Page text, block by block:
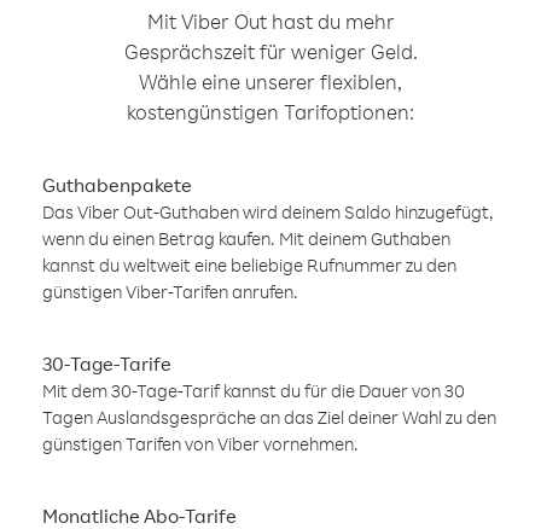
Mit Viber Out hast du mehr
Gesprächszeit für weniger Geld.
Wähle eine unserer flexiblen,
kostengünstigen Tarifoptionen:
Guthabenpakete
Das Viber Out-Guthaben wird deinem Saldo hinzugefügt,
wenn du einen Betrag kaufen. Mit deinem Guthaben
kannst du weltweit eine beliebige Rufnummer zu den
günstigen Viber-Tarifen anrufen.
30-Tage-Tarife
Mit dem 30-Tage-Tarif kannst du für die Dauer von 30
Tagen Auslandsgespräche an das Ziel deiner Wahl zu den
günstigen Tarifen von Viber vornehmen.
Monatliche Abo-Tarife